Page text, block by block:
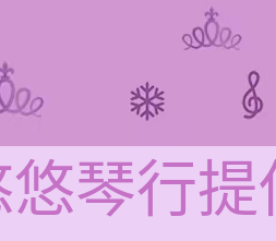
琴行